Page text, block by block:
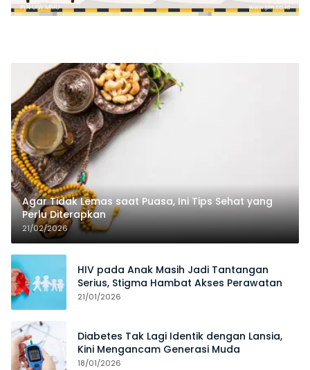
Agar Tidak Lemas saat Puasa, Ini Tips Sehat yang
Perlu Diterapkan
21/02/2026
HIV pada Anak Masih Jadi Tantangan
Serius, Stigma Hambat Akses Perawatan
21/01/2026
Diabetes Tak Lagi Identik dengan Lansia,
Kini Mengancam Generasi Muda
18/01/2026